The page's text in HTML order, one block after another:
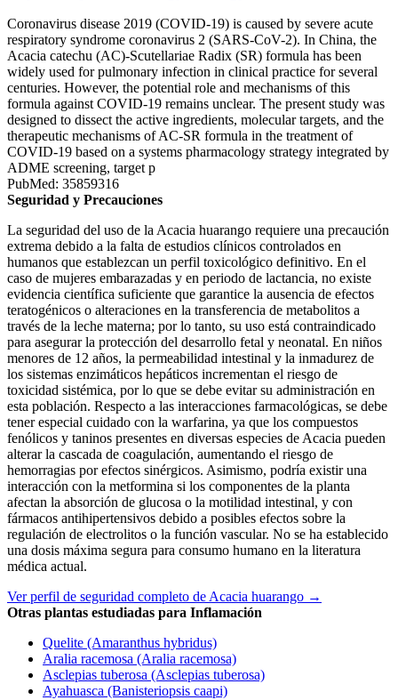
Coronavirus disease 2019 (COVID-19) is caused by severe acute
respiratory syndrome coronavirus 2 (SARS-CoV-2). In China, the
Acacia catechu (AC)-Scutellariae Radix (SR) formula has been
widely used for pulmonary infection in clinical practice for several
centuries. However, the potential role and mechanisms of this
formula against COVID-19 remains unclear. The present study was
designed to dissect the active ingredients, molecular targets, and the
therapeutic mechanisms of AC-SR formula in the treatment of
COVID-19 based on a systems pharmacology strategy integrated by
ADME screening, target p
PubMed: 35859316
Seguridad y Precauciones
La seguridad del uso de la Acacia huarango requiere una precaución
extrema debido a la falta de estudios clínicos controlados en
humanos que establezcan un perfil toxicológico definitivo. En el
caso de mujeres embarazadas y en periodo de lactancia, no existe
evidencia científica suficiente que garantice la ausencia de efectos
teratogénicos o alteraciones en la transferencia de metabolitos a
través de la leche materna; por lo tanto, su uso está contraindicado
para asegurar la protección del desarrollo fetal y neonatal. En niños
menores de 12 años, la permeabilidad intestinal y la inmadurez de
los sistemas enzimáticos hepáticos incrementan el riesgo de
toxicidad sistémica, por lo que se debe evitar su administración en
esta población. Respecto a las interacciones farmacológicas, se debe
tener especial cuidado con la warfarina, ya que los compuestos
fenólicos y taninos presentes en diversas especies de Acacia pueden
alterar la cascada de coagulación, aumentando el riesgo de
hemorragias por efectos sinérgicos. Asimismo, podría existir una
interacción con la metformina si los componentes de la planta
afectan la absorción de glucosa o la motilidad intestinal, y con
fármacos antihipertensivos debido a posibles efectos sobre la
regulación de electrolitos o la función vascular. No se ha establecido
una dosis máxima segura para consumo humano en la literatura
médica actual.
Ver perfil de seguridad completo de Acacia huarango →
Otras plantas estudiadas para Inflamación
Quelite (Amaranthus hybridus)
Aralia racemosa (Aralia racemosa)
Asclepias tuberosa (Asclepias tuberosa)
Ayahuasca (Banisteriopsis caapi)